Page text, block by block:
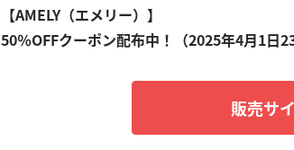
【AMELY（エメリー）】
50％OFFクーポン配布中！（2025年4月1日
販売サ